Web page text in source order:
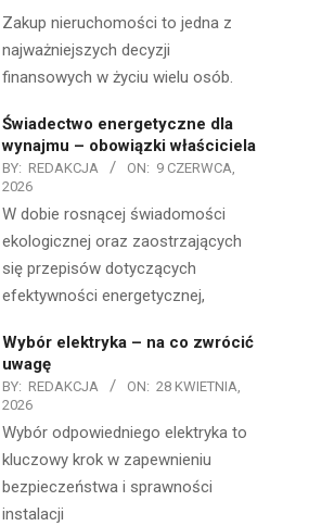
Zakup nieruchomości to jedna z
najważniejszych decyzji
finansowych w życiu wielu osób.
Świadectwo energetyczne dla
wynajmu – obowiązki właściciela
BY: REDAKCJA ON: 9 CZERWCA,
2026
W dobie rosnącej świadomości
ekologicznej oraz zaostrzających
się przepisów dotyczących
efektywności energetycznej,
Wybór elektryka – na co zwrócić
uwagę
BY: REDAKCJA ON: 28 KWIETNIA,
2026
Wybór odpowiedniego elektryka to
kluczowy krok w zapewnieniu
bezpieczeństwa i sprawności
instalacji